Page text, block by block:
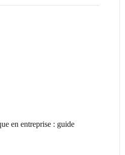
en entreprise : guide